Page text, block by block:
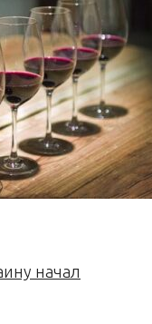
начал